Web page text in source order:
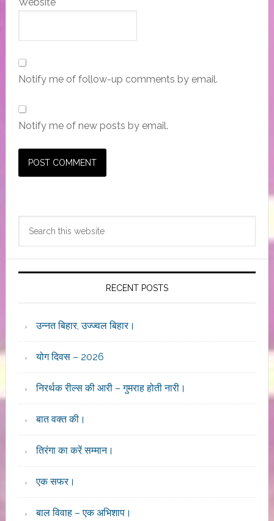
Notify me of follow-up comments by email.
Notify me of new posts by email.
Primary
Sidebar
RECENT POSTS
उन्नत बिहार, उज्ज्वल बिहार।
योग दिवस – 2026
निरर्थक रील्स की आरी – गुमराह होती नारी।
बात वक्त की।
तिरंगा का करें सम्मान।
एक सफर।
बाल विवाह – एक अभिशाप।